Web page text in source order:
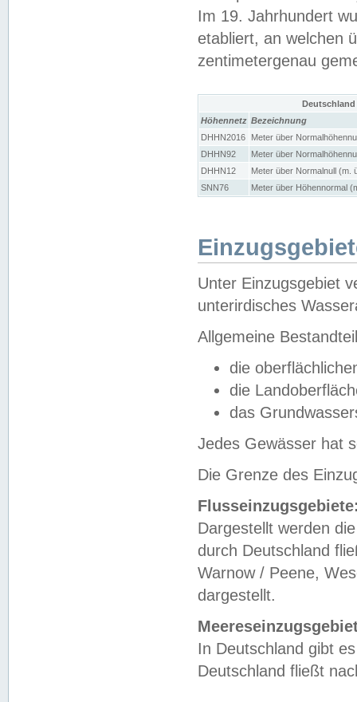
Im 19. Jahrhundert
etabliert, an welchen
zentimetergenau
Höhennetz Bezeichnung
DHHN2016
Meter über
DHHN92
Meter über
DHHN12
Meter über Normalnull (m.
SNN76
Meter über Höhennormal
Unter Einzugsgebiet
unterirdisches
Allgemeine
die
die
das
Jedes Gewässer hat
Die Grenze des
Dargestellt werden
durch Deutschland
Warnow / Peene,
dargestellt.
In Deutschland gibt
Deutschland fließt